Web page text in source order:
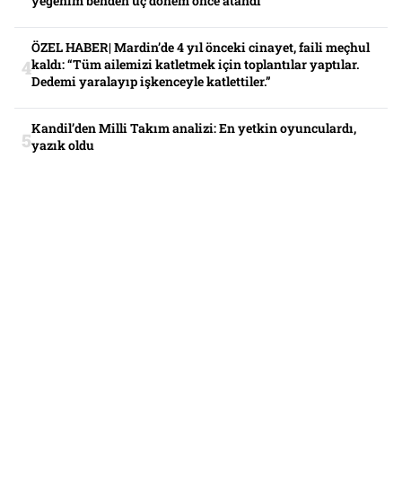
ÖZEL HABER| Mardin’de 4 yıl önceki cinayet, faili meçhul
kaldı: “Tüm ailemizi katletmek için toplantılar yaptılar.
Dedemi yaralayıp işkenceyle katlettiler.”
Kandil’den Milli Takım analizi: En yetkin oyunculardı,
yazık oldu